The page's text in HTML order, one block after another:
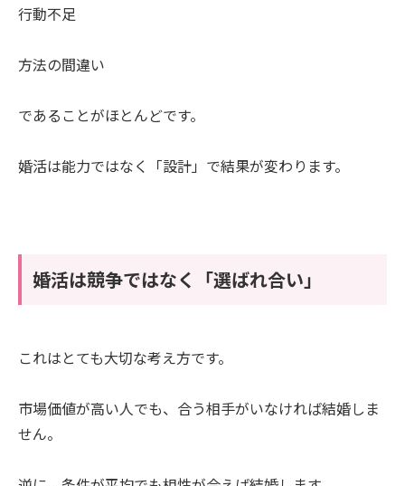
行動不足
方法の間違い
であることがほとんどです。
婚活は能力ではなく「設計」で結果が変わります。
婚活は競争ではなく「選ばれ合い」
これはとても大切な考え方です。
市場価値が高い人でも、合う相手がいなければ結婚しま
せん。